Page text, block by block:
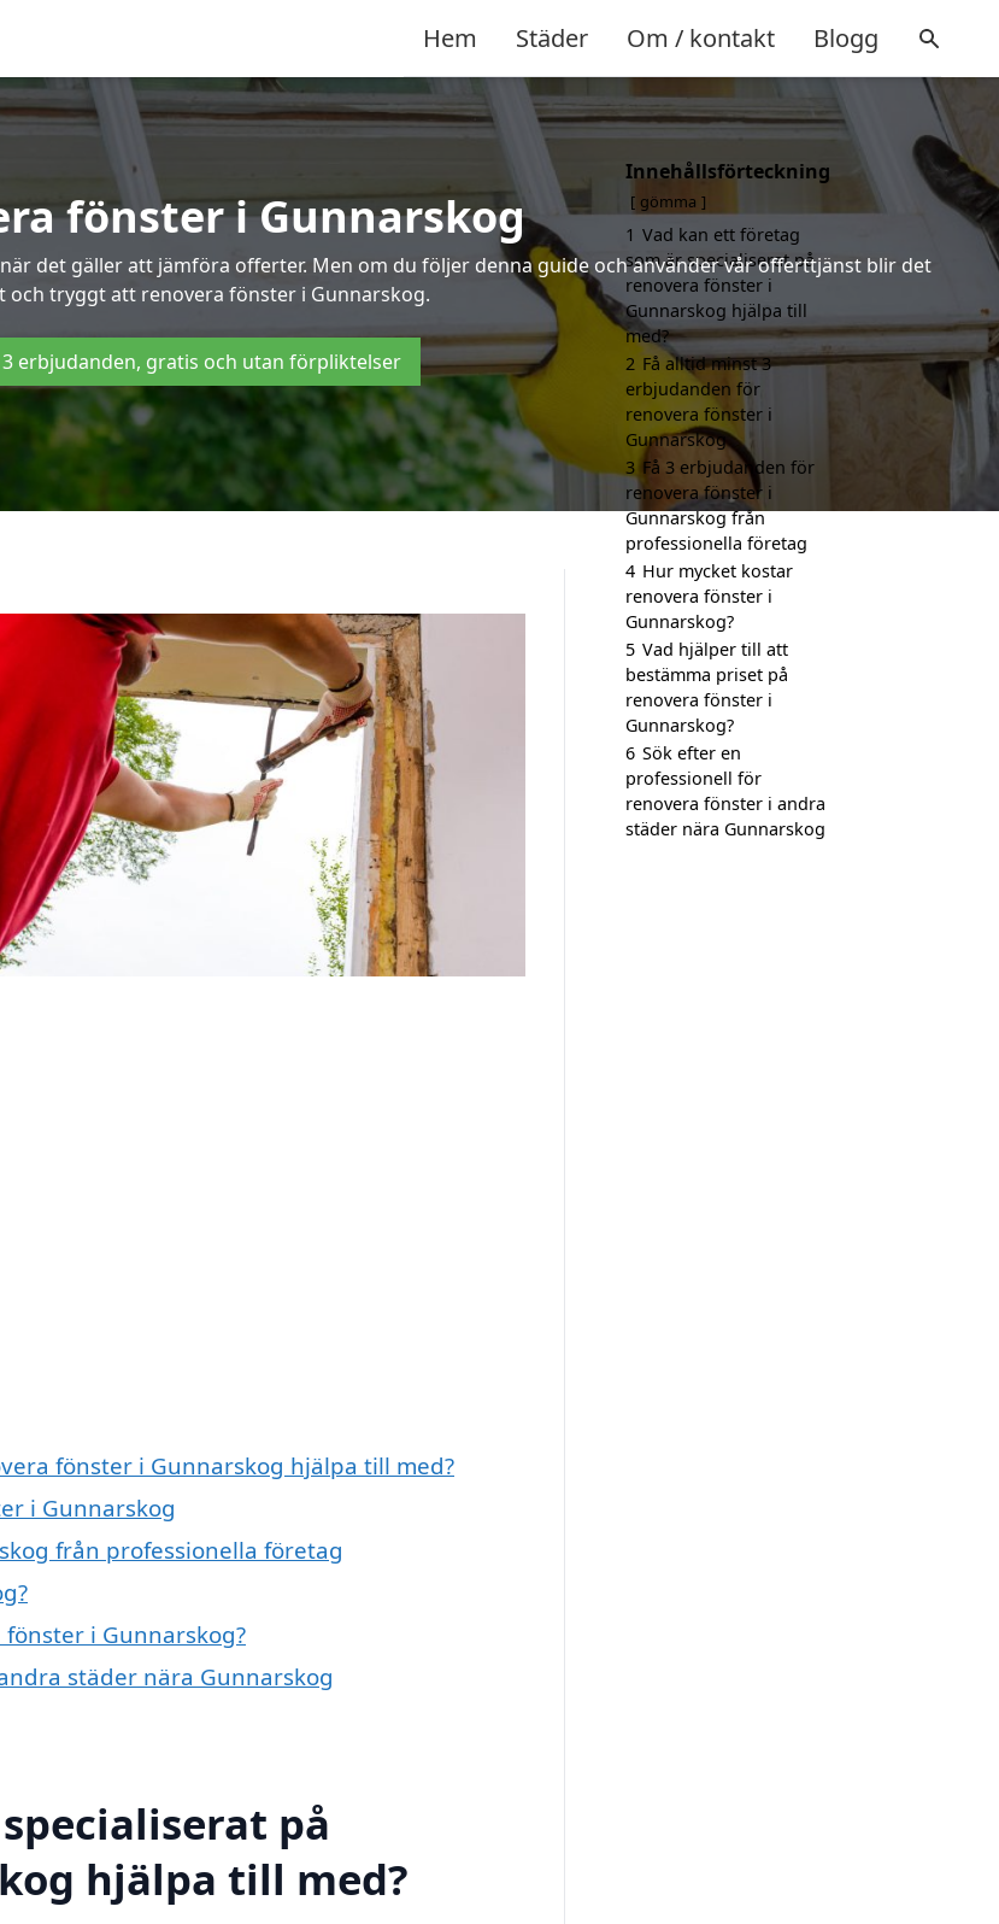
Hem Städer Om / kontakt Blogg
fönster i Gunnarskog
det gäller att jämföra offerter. Men om du följer denna guide och använder vår offerttjänst blir det
och tryggt att renovera fönster i Gunnarskog.
3 erbjudanden, gratis och utan förpliktelser
fönster i Gunnarskog hjälpa till med?
i Gunnarskog
från professionella företag
i Gunnarskog?
städer nära Gunnarskog
på
hjälpa till med?
Innehållsförteckning
gömma
1 Vad kan ett företag
som är specialiserat på
renovera fönster i
Gunnarskog hjälpa till
med?
2 Få alltid minst 3
erbjudanden för
renovera fönster i
Gunnarskog
3 Få 3 erbjudanden för
renovera fönster i
Gunnarskog från
professionella företag
4 Hur mycket kostar
renovera fönster i
Gunnarskog?
5 Vad hjälper till att
bestämma priset på
renovera fönster i
Gunnarskog?
6 Sök efter en
professionell för
renovera fönster i andra
städer nära Gunnarskog